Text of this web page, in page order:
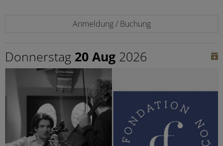
Anmeldung / Buchung
Donnerstag 20 Aug 2026